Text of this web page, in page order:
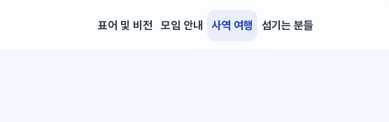
표어 및 비전 모임 안내 사역 여행 섬기는 분들